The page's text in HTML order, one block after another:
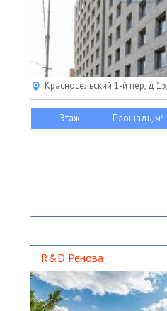
Красносельский 1-й пер, д
Этаж Площадь, м2
R&D Ренова